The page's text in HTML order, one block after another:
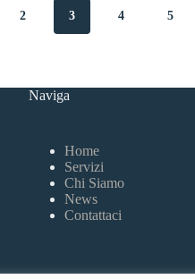
2 3 4 5
Naviga
Home
Servizi
Chi Siamo
News
Contattaci